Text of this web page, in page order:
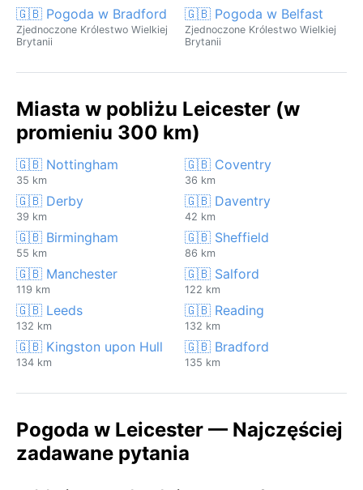
🇬🇧 Pogoda w Bradford
Zjednoczone Królestwo Wielkiej
Brytanii
🇬🇧 Pogoda w Belfast
Zjednoczone Królestwo Wielkiej
Brytanii
Miasta w pobliżu Leicester (w
promieniu 300 km)
🇬🇧 Nottingham
35 km
🇬🇧 Coventry
36 km
🇬🇧 Derby
39 km
🇬🇧 Daventry
42 km
🇬🇧 Birmingham
55 km
🇬🇧 Sheffield
86 km
🇬🇧 Manchester
119 km
🇬🇧 Salford
122 km
🇬🇧 Leeds
132 km
🇬🇧 Reading
132 km
🇬🇧 Kingston upon Hull
134 km
🇬🇧 Bradford
135 km
Pogoda w Leicester — Najczęściej
zadawane pytania